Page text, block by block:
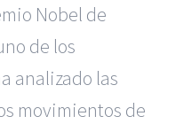
Nobel de
de los
analizado las
movimientos de